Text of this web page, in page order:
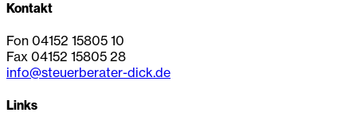
Kontakt
Fon 04152 15805 10
Fax 04152 15805 28
info@steuerberater-dick.de
Links